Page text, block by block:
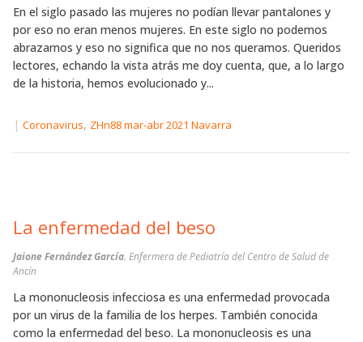
En el siglo pasado las mujeres no podían llevar pantalones y
por eso no eran menos mujeres. En este siglo no podemos
abrazarnos y eso no significa que no nos queramos. Queridos
lectores, echando la vista atrás me doy cuenta, que, a lo largo
de la historia, hemos evolucionado y...
| Coronavirus, ZHn88 mar-abr 2021 Navarra
La enfermedad del beso
Jaione Fernández García. Enfermera de Pediatría del Centro de Salud de
Ancín
La mononucleosis infecciosa es una enfermedad provocada
por un virus de la familia de los herpes. También conocida
como la enfermedad del beso. La mononucleosis es una